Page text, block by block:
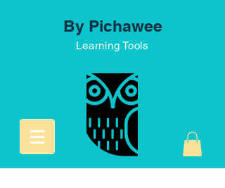
By Pichawee
Learning Tools